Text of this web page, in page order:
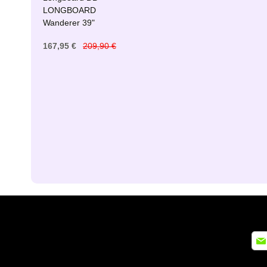
LONGBOARD
Wanderer 39"
167,95 € 209,90 €
à